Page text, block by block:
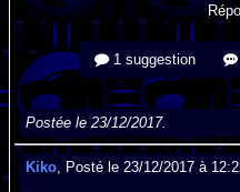
1 suggestion
Postée le 23/12/2017.
Kiko , Posté le 23/12/2017 à